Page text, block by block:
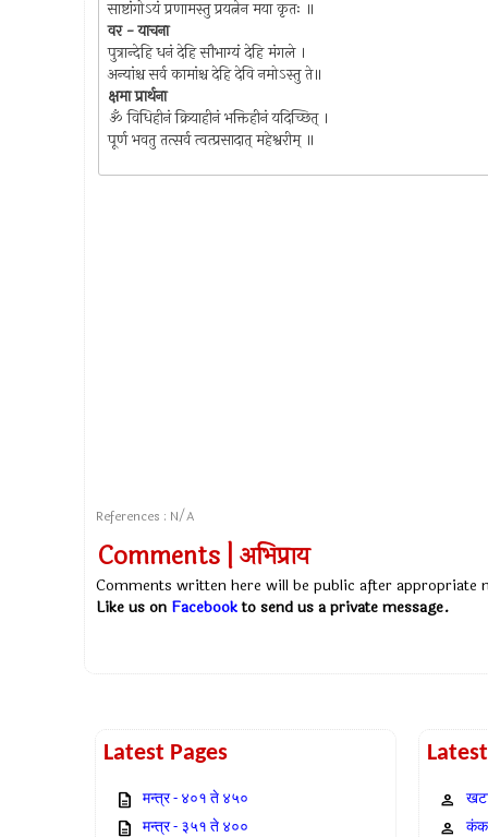
साष्टांगोऽयं प्रणामस्तु प्रयत्नेन मया कृतः ॥
वर - याचना
पुत्रान्देहि धनं देहि सौभाग्यं देहि मंगले ।
अन्यांश्च सर्व कामांश्च देहि देवि नमोऽस्तु ते॥
क्षमा प्रार्थना
ॐ विधिहीनं क्रियाहीनं भक्तिहीनं यदिच्छित् ।
पूर्ण भवतु तत्सर्व त्वत्प्रसादात् महेश्वरीम् ॥
References : N/A
Comments | अभिप्राय
Comments written here will be public after appropriate
Like us on Facebookto send us a private message.
Latest Pages
मन्त्र - ४०१ ते ४५०
मन्त्र - ३५१ ते ४००